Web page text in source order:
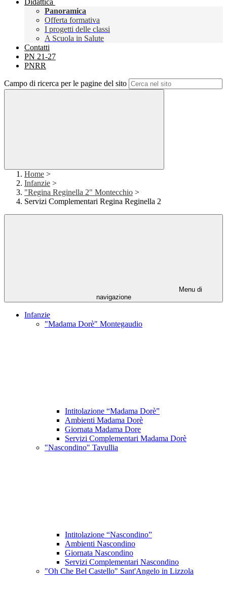
Didattica
Panoramica
Offerta formativa
I progetti delle classi
A Scuola in Salute
Contatti
PN 21-27
PNRR
Campo di ricerca per le pagine del sito
Home >
Infanzie >
"Regina Reginella 2" Montecchio >
Servizi Complementari Regina Reginella 2
Menu di
navigazione
Infanzie
"Madama Dorè" Montegaudio
Intitolazione “Madama Dorè”
Ambienti Madama Dorè
Giornata Madama Dore
Servizi Complementari Madama Dorè
"Nascondino" Tavullia
Intitolazione “Nascondino”
Ambienti Nascondino
Giornata Nascondino
Servizi Complementari Nascondino
"Oh Che Bel Castello" Sant'Angelo in Lizzola